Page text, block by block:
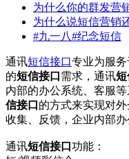
为什么你的群发营
为什么说短信营销
#九一八#纪念短信
通讯短信接口专业为服
的短信接口 需求，通讯短
内部的办公系统、客服
信接口 的方式来实现对
收集、反馈，企业内部办
通讯短信接口 功能：